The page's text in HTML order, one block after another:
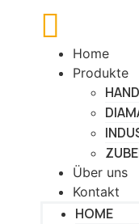
Home
Produkte
Über uns
Kontakt
HOME